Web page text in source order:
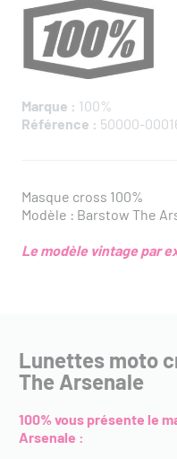
Marque : 100%
Référence : 50000-
Masque cross 100%
Modèle : Barstow The
Le modèle vintage par
Lunettes moto
The Arsenale
100% vous présente le
Arsenale :